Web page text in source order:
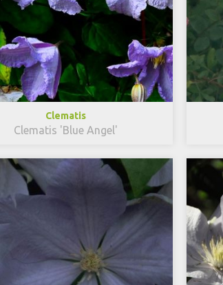
Clematis
Clematis 'Blue Angel'